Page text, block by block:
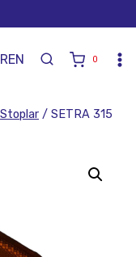
EN 0
Stoplar / SETRA 315